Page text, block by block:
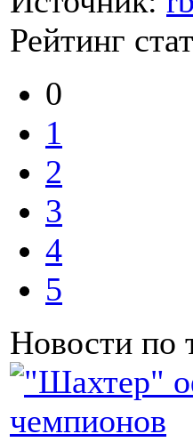
Рейтинг
0
1
2
3
4
5
Новости по